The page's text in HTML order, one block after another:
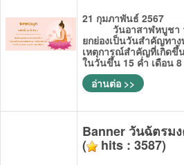
21 กุมภาพันธ์ 2567
วันอาสาฬหบูชา วั
ยกย่องเป็นวันสำคัญทา
เหตุการณ์สำคัญที่เกิดขึ้
ในวันขึ้น 15 ค่ำ เดือน
อ่านต่อ >>
Banner วันฉัตรม
( hits : 3587)